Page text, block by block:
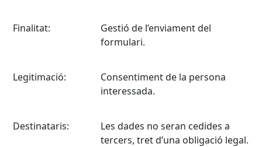
Finalitat:
Gestió de l’enviament del
formulari.
Legitimació:
Consentiment de la persona
interessada.
Destinataris:
Les dades no seran cedides a
tercers, tret d’una obligació legal.